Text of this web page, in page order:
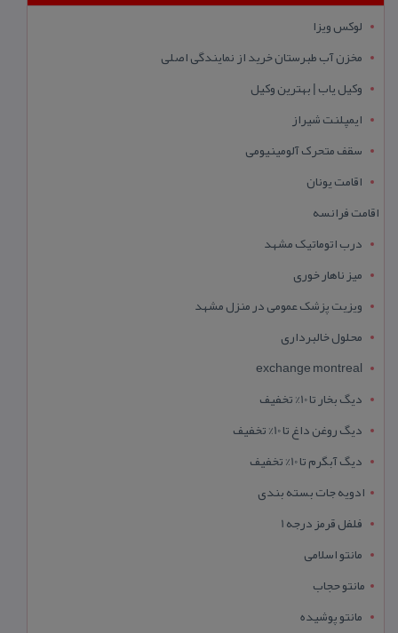
لوکس ویزا
مخزن آب طبرستان خرید از نمایندگی اصلی
وکیل یاب | بهترین وکیل
ایمپلنت شیراز
سقف متحرک آلومینیومی
اقامت یونان
اقامت فرانسه
درب اتوماتیک مشهد
میز ناهار خوری
ویزیت پزشک عمومی در منزل مشهد
محلول خالبرداری
exchange montreal
دیگ بخار تا 10% تخفیف
دیگ روغن داغ تا 10% تخفیف
دیگ آبگرم تا 10% تخفیف
ادویه جات بسته بندی
فلفل قرمز درجه 1
مانتو اسلامی
مانتو حجاب
مانتو پوشیده